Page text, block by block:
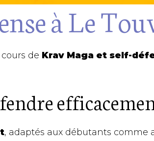
à Le
cours de Krav Maga et self-
, adaptés aux débutants comme